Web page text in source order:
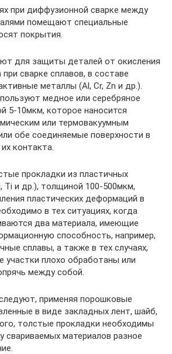
при диффузионной сварке между
помещают специальные
покрытия.
для защиты деталей от окисления
при сварке сплавов, в составе
металлы (Al, Cr, Zn и др.).
медное или серебряное
5-10мкм, которое наносится
или термовакуумным
обе соединяемые поверхности в
контакта.
прокладки из пластичных
Ti и др.), толщиной 100-500мкм,
пластических деформаций в
в тех ситуациях, когда
два материала, имеющие
способность, например,
сплавы, а также в тех случаях,
участки плохо обработаны или
между собой.
применяя порошковые
в виде закладных лент, шайб,
толстые прокладки необходимы
свариваемых материалов разное